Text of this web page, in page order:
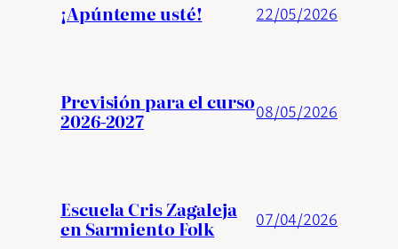
¡Apúnteme usté! 22/05/2026
Previsión para el curso
2026-2027 08/05/2026
Escuela Cris Zagaleja
en Sarmiento Folk 07/04/2026